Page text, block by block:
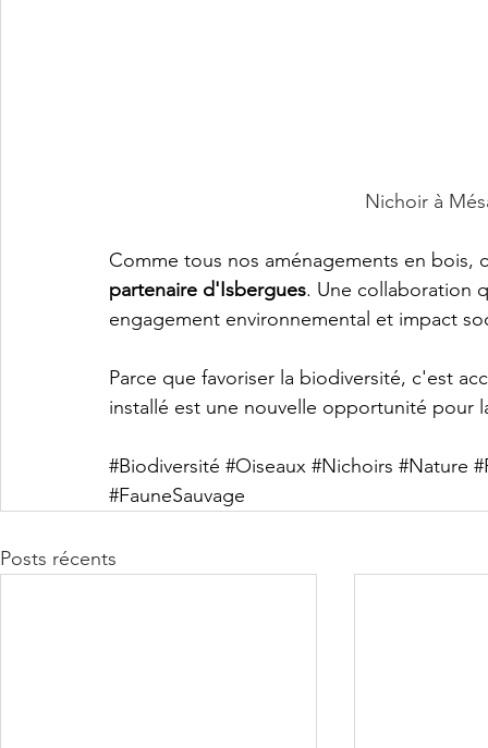
Nichoir à
Comme tous nos aménagements en bois,
partenaire d'Isbergues. Une collaboration
engagement environnemental et impact
Parce que favoriser la biodiversité, c'est
installé est une nouvelle opportunité pour
#Biodiversité #Oiseaux #Nichoirs #Nature
#FauneSauvage
Posts récents